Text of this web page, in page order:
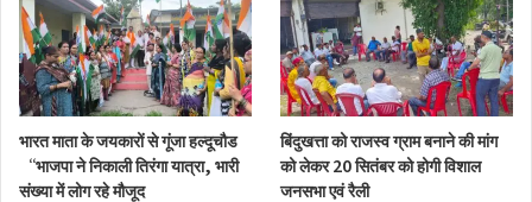
भारत माता के जयकारों से गूंजा हल्दूचौड
“भाजपा ने निकाली तिरंगा यात्रा, भारी
संख्या में लोग रहे मौजूद
बिंदुखत्ता को राजस्व ग्राम बनाने की मांग
को लेकर 20 सितंबर को होगी विशाल
जनसभा एवं रैली